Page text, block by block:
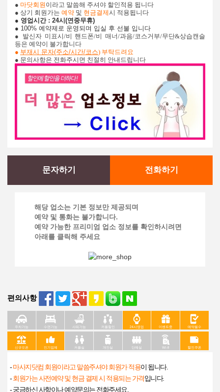
● 마닷회원 이라고 말씀해 주셔야 할인적용 됩니다
● 상기 회원가는 예약 및 현금결제시 적용됩니다
● 영업시간 : 24시(연중무휴)
● 100% 예약제로 운영되며 입실 후 선불 입니다
● 발신자 미표시/비 핸드폰/비 매너/과음/코스거부/무단&상습캔슬
등은 예약이 불가합니다
● 부재시 문자(주소/시간/코스) 부탁드려요
● 문의사항은 전화주시면 친절히 안내드립니다
문자하기 전화하기
해당 업소는 기본 정보만 제공되며
예약 및 통화는 불가합니다.
예약 가능한 프리미엄 업소 정보를 확인하시려면
아래를 클릭해 주세요
편의사항
주차가능 수면가능 샤워가능 커플할인 24시영업 이벤트중 예약필수
신규오픈 인기업체 커플실 개인실 단체실 Wi-fi 할인쿠폰
-마사지닷컴 회원이라고 말씀주셔야 회원가 적용이 됩니다.
-회원가는 사전예약 및 현금 결제 시 적용되는 가격입니다.
- 궁금하신 사항이나 예약문의는 전화주세요.